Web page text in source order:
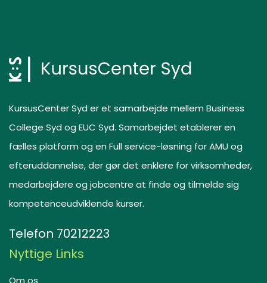
KursusCenter Syd er et samarbejde mellem Business
College Syd og EUC Syd. Samarbejdet etablerer en
fælles platform og en Full service-løsning for AMU og
efteruddannelse, der gør det enklere for virksomheder,
medarbejdere og jobcentre at finde og tilmelde sig
kompetenceudviklende kurser.
Telefon 70212223
Nyttige Links
Om os